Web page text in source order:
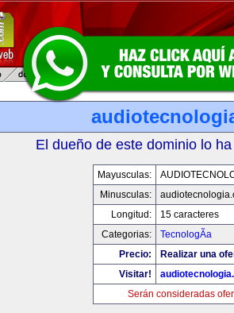
El dueño de este dominio lo
Mayusculas:
Minusculas:
Longitud:
15 caracteres
Categorias:
TecnologÃ­a
Precio:
Realizar una
Visitar!
Serán consideradas